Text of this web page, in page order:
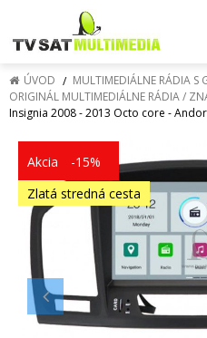
ÚVOD
MULTIMEDIÁLNE RÁDIA S
ORIGINÁL MULTIMEDIÁLNE RÁDIA /
Insignia 2008 - 2013 Octo core -
Akcia
-15%
Zlatá stredná cesta